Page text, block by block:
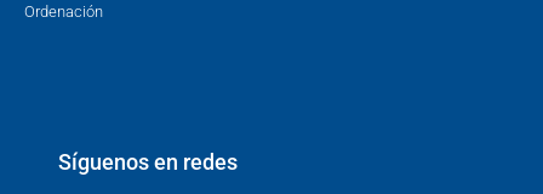
Ordenación
Síguenos en redes